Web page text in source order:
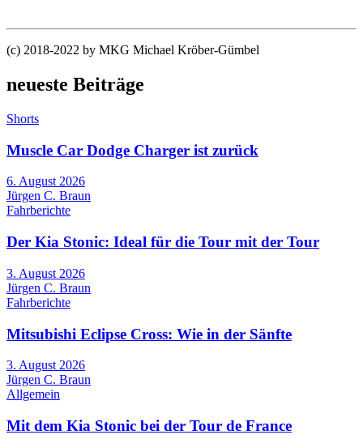
(c) 2018-2022 by MKG Michael Kröber-Gümbel
neueste Beiträge
Shorts
Muscle Car Dodge Charger ist zurück
6. August 2026
Jürgen C. Braun
Fahrberichte
Der Kia Stonic: Ideal für die Tour mit der Tour
3. August 2026
Jürgen C. Braun
Fahrberichte
Mitsubishi Eclipse Cross: Wie in der Sänfte
3. August 2026
Jürgen C. Braun
Allgemein
Mit dem Kia Stonic bei der Tour de France